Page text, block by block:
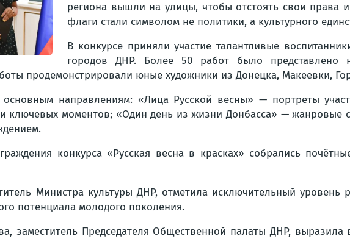
региона вышли на улицы, чтобы отстоять свои права
флаги стали символом не политики, а культурного
В конкурсе приняли участие талантливые
городов ДНР. Более 50 работ было представлено
продемонстрировали юные художники из Донецка, Макеевки,
направлениям: «Лица Русской весны» — портреты
моментов; «Один день из жизни Донбасса» — жанровые
конкурса «Русская весна в красках» собрались
Министра культуры ДНР, отметила исключительный уровень
потенциала молодого поколения.
заместитель Председателя Общественной палаты ДНР,